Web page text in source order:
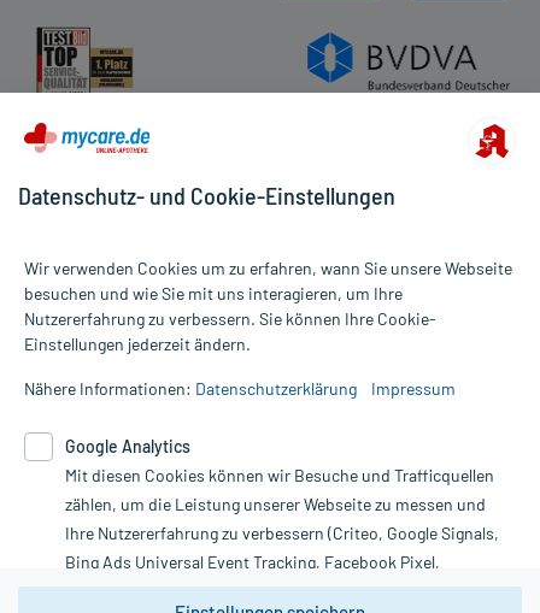
Alle Preise gelten inkl. MwSt., ggf. zzgl. Versandkosten
Informationen auf dieser Website werden ausschließlich für
die Untersuchung und Behandlung durch einen Arzt. Bitte
Therapien eingeleitet werden können. | Diese Webseite benutzt
Google Analytics. Lesen Sie bitte dazu die wichtigen Hinweise in
unserer Datenschutzerklärung. Für den Widerruf einer Bestellung
nutzen Sie das Formular:
Vertrag widerrufen
Datenschutz- und Cookie-Einstellungen
Wir verwenden Cookies um zu erfahren, wann Sie unsere Webseite
besuchen und wie Sie mit uns interagieren, um Ihre
Nutzererfahrung zu verbessern. Sie können Ihre Cookie-
Einstellungen jederzeit ändern.
Nähere Informationen: Datenschutzerklärung Impressum
Google Analytics
Mit diesen Cookies können wir Besuche und Trafficquellen
zählen, um die Leistung unserer Webseite zu messen und
Ihre Nutzererfahrung zu verbessern (Criteo, Google Signals,
Bing Ads Universal Event Tracking, Facebook Pixel,
Youtube-Social Plugin).